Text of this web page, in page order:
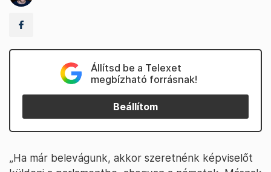
Állítsd be a Telexet
megbízható forrásnak!
Beállítom
„Ha már belevágunk, akkor szeretnénk képviselőt